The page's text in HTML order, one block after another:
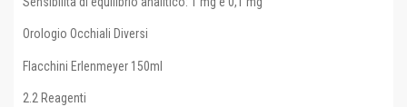
Orologio Occhiali Diversi
Flacchini Erlenmeyer 150ml
2.2 Reagenti